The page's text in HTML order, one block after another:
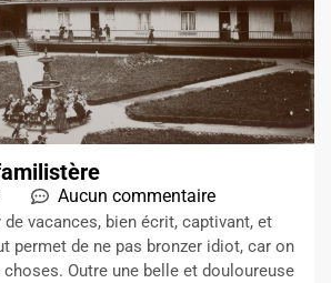
Aucun commentaire
vacances, bien écrit, captivant, et
permet de ne pas bronzer idiot, car on
choses. Outre une belle et douloureuse